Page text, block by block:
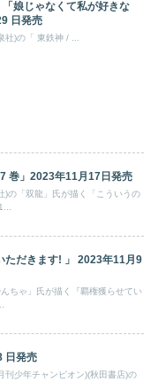
娘じゃなくて私が好きな
日発売
ヤングアニマルコミックス(白泉社)の「 東鉄神 / ...
巻」2023年11月17日発売
)の「双龍」氏が描く「こういうの
ただきます! 」 2023年11月9
ちゃ」氏が描く『覇権獲らせてい
日発売
刊少年チャンピオン)(秋田書店)の